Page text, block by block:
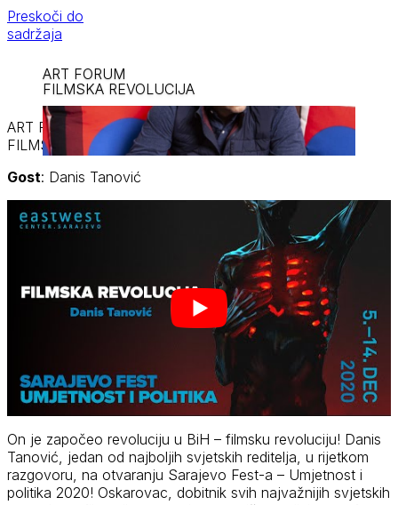
Preskoči do
sadržaja
ART FORUM
FILMSKA REVOLUCIJA
ART FORUM
FILMSKA REVOLUCIJA
Gost: Danis Tanović
On je započeo revoluciju u BiH – filmsku revoluciju! Danis
Tanović, jedan od najboljih svjetskih reditelja, u rijetkom
razgovoru, na otvaranju Sarajevo Fest-a – Umjetnost i
politika 2020! Oskarovac, dobitnik svih najvažnijih svjetskih